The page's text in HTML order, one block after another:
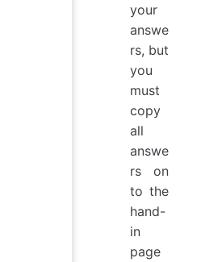
your
answe
rs, but
you
must
copy
all
answe
rs on
to the
hand-
in
page